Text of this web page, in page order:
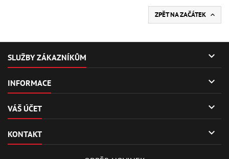
ZPĚT NA ZAČÁTEK 
SLUŽBY ZÁKAZNÍKŮM 
INFORMACE 
VÁŠ ÚČET 
KONTAKT 